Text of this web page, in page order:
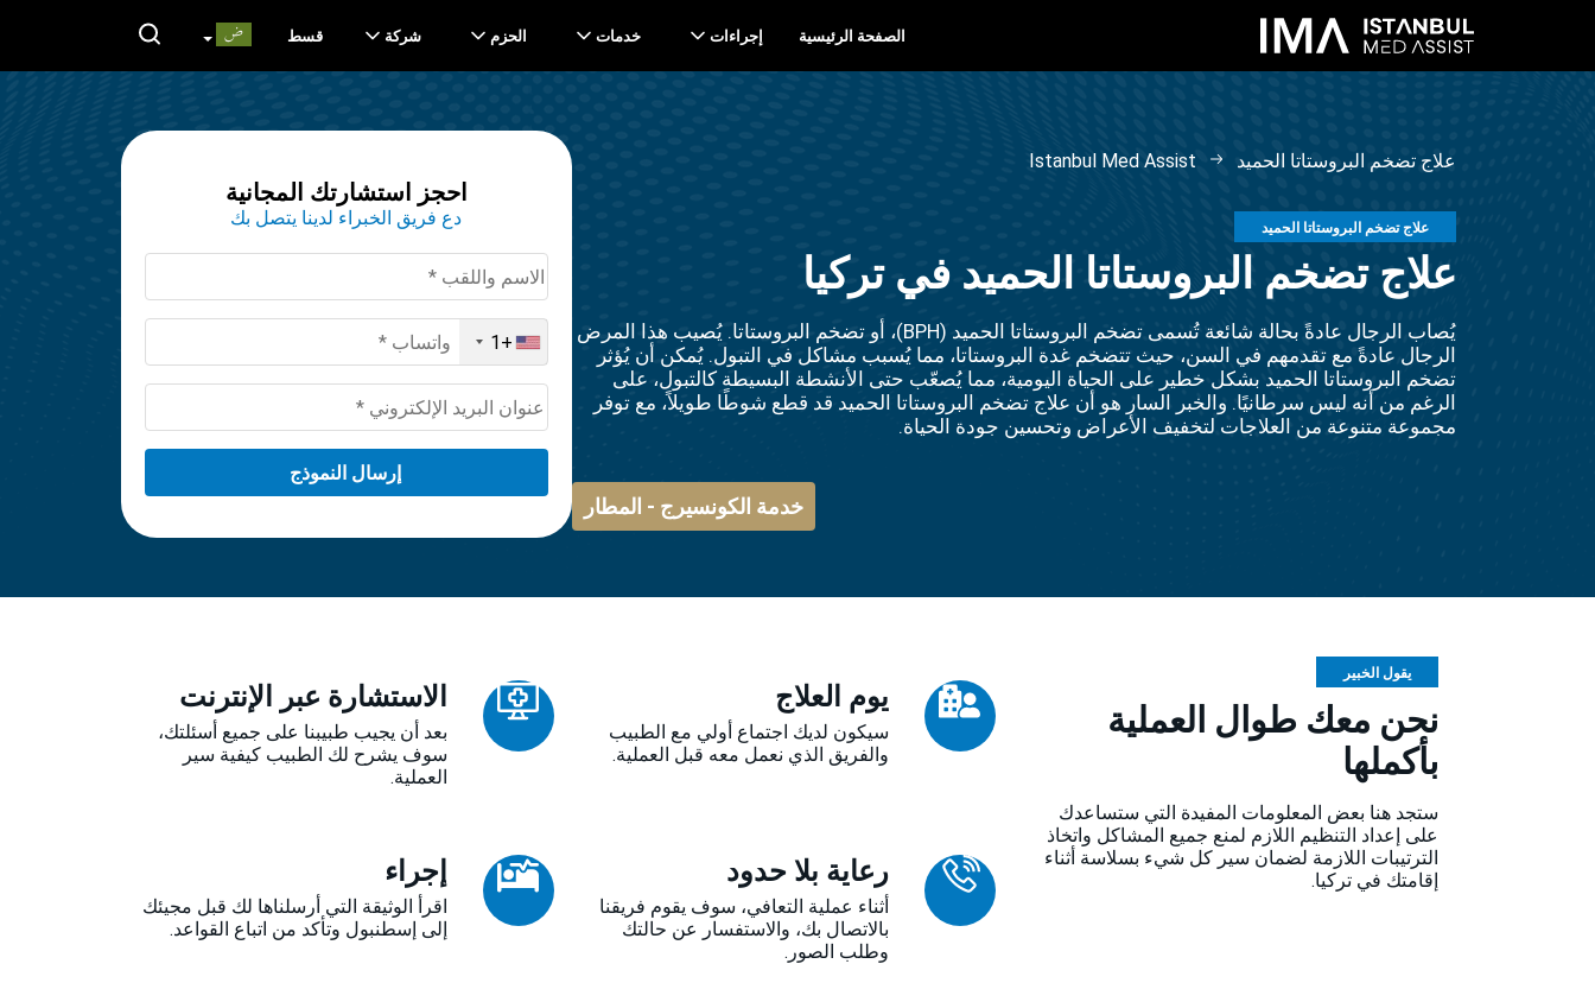
الصفحة الرئيسية إجراءات خدمات الحزم شركة قسط
Istanbul Med Assist علاج تضخم البروستاتا الحميد
علاج تضخم البروستاتا الحميد
علاج تضخم البروستاتا الحميد في تركيا
يُصاب الرجال عادةً بحالة شائعة تُسمى تضخم البروستاتا الحميد (BPH)، أو تضخم البروستاتا. يُصيب هذا المرض
الرجال عادةً مع تقدمهم في السن، حيث تتضخم غدة البروستاتا، مما يُسبب مشاكل في التبول. يُمكن أن يُؤثر
تضخم البروستاتا الحميد بشكل خطير على الحياة اليومية، مما يُصعّب حتى الأنشطة البسيطة كالتبول، على
الرغم من أنه ليس سرطانيًا. والخبر السار هو أن علاج تضخم البروستاتا الحميد قد قطع شوطًا طويلاً، مع توفر
مجموعة متنوعة من العلاجات لتخفيف الأعراض وتحسين جودة الحياة.
خدمة الكونسيرج - المطار
احجز استشارتك المجانية
دع فريق الخبراء لدينا يتصل بك
United
States
+1
+1
يقول الخبير
نحن معك طوال العملية
بأكملها
ستجد هنا بعض المعلومات المفيدة التي ستساعدك
على إعداد التنظيم اللازم لمنع جميع المشاكل واتخاذ
الترتيبات اللازمة لضمان سير كل شيء بسلاسة أثناء
إقامتك في تركيا.
الاستشارة عبر الإنترنت
بعد أن يجيب طبيبنا على جميع أسئلتك،
سوف يشرح لك الطبيب كيفية سير
العملية.
يوم العلاج
سيكون لديك اجتماع أولي مع الطبيب
والفريق الذي نعمل معه قبل العملية.
إجراء
اقرأ الوثيقة التي أرسلناها لك قبل مجيئك
إلى إسطنبول وتأكد من اتباع القواعد.
رعاية بلا حدود
أثناء عملية التعافي، سوف يقوم فريقنا
بالاتصال بك، والاستفسار عن حالتك
وطلب الصور.